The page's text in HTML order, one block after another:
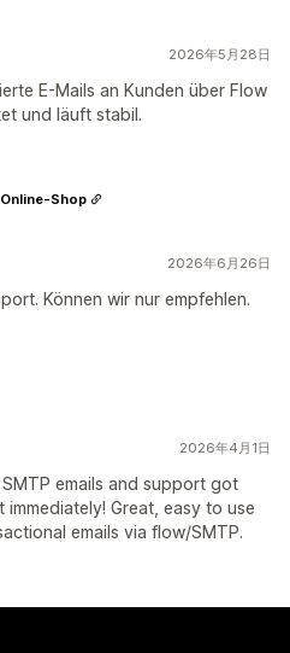
2026年5月28日
E-Mails an Kunden über Flow
und läuft stabil.
2026年6月26日
Können wir nur empfehlen.
Shop
2026年4月1日
emails and support got
Great, easy to use
emails via flow/SMTP.